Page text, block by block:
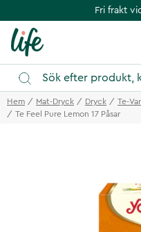
Fri frakt
Hem Mat-Dryck Dryck Te-
Te Feel Pure Lemon 17 Påsar